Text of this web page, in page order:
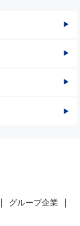
グループ企業